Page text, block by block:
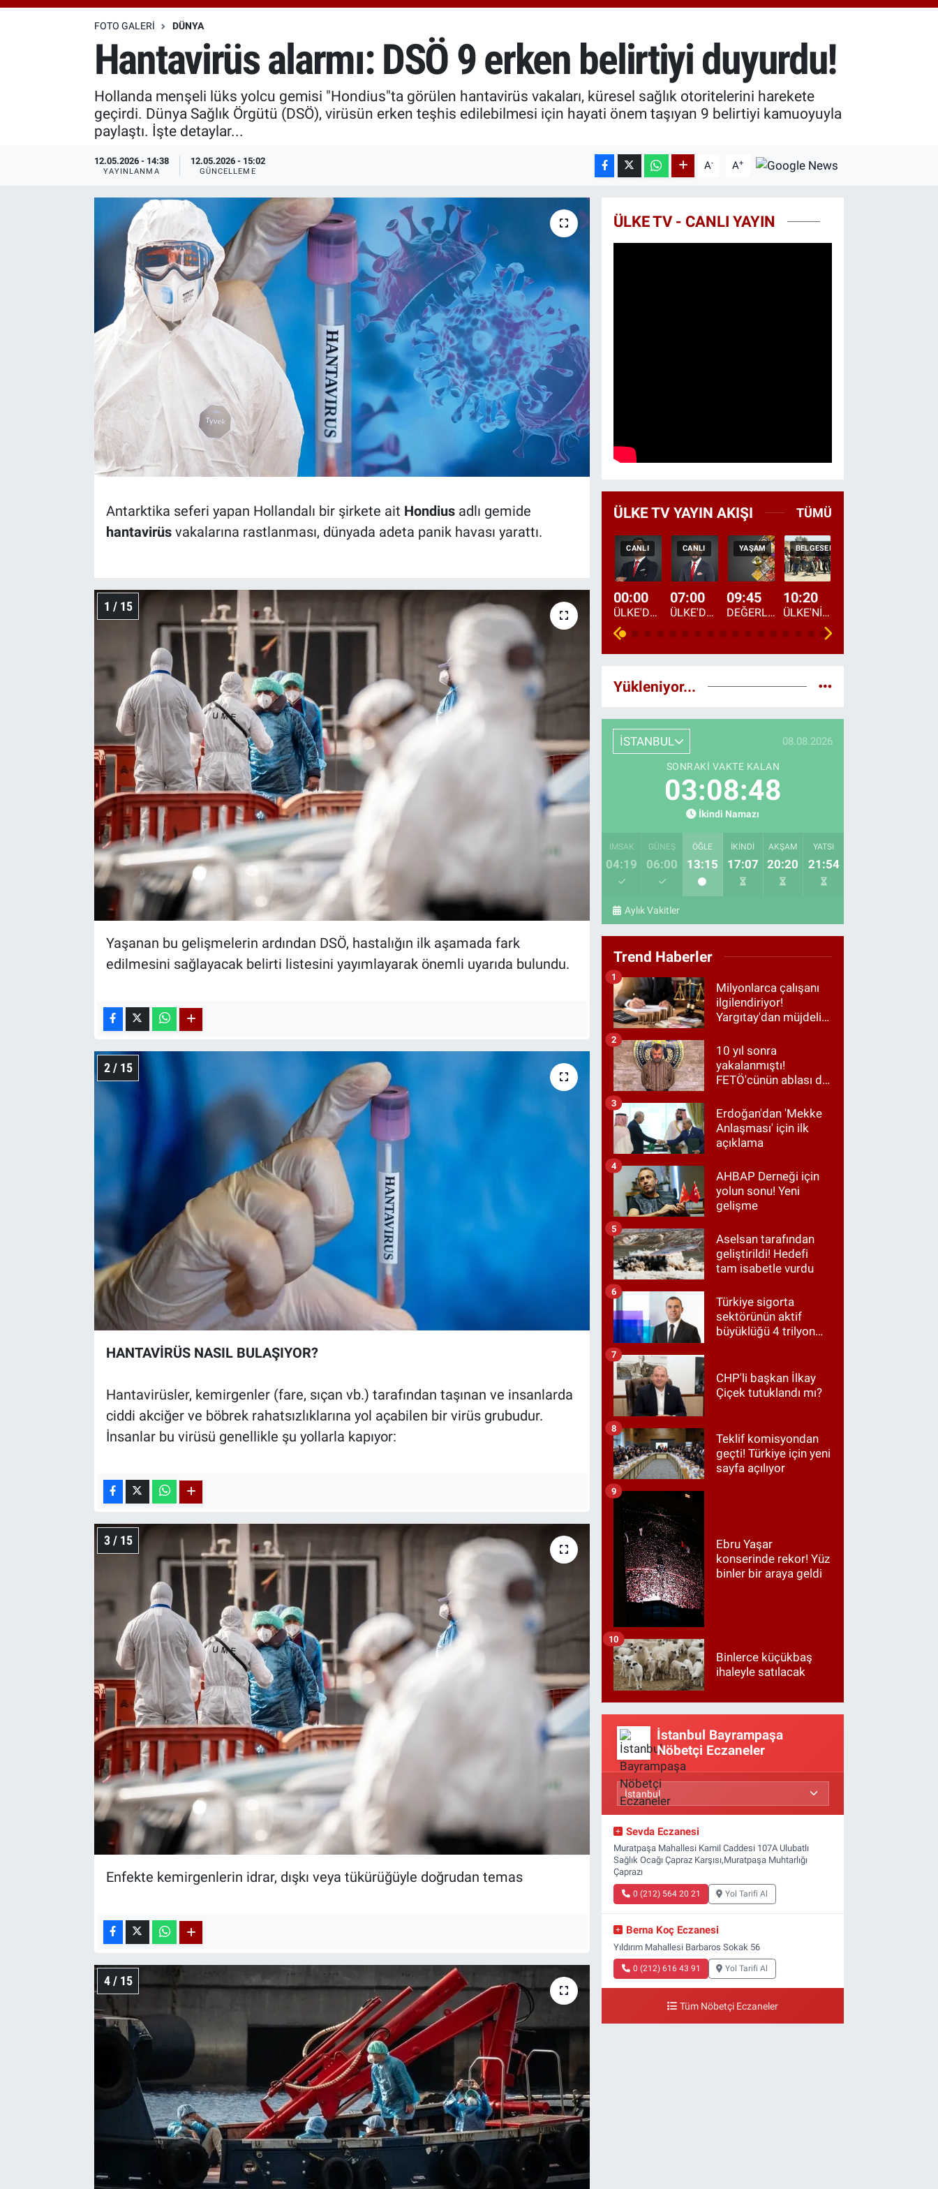
BITCOIN
64.959,79
%1.11
FOTO GALERI DÜNYA
Hantavirüs alarmı: DSÖ 9 erken belirtiyi duyurdu!
Hollanda menşeli lüks yolcu gemisi "Hondius"ta görülen hantavirüs vakaları, küresel sağlık otoritelerini harekete
geçirdi. Dünya Sağlık Örgütü (DSÖ), virüsün erken teşhis edilebilmesi için hayati önem taşıyan 9 belirtiyi kamuoyuyla
paylaştı. İşte detaylar...
12.05.2026 - 14:38
YAYINLANMA
12.05.2026 - 15:02
GÜNCELLEME A- A+
Antarktika seferi yapan Hollandalı bir şirkete ait Hondius adlı gemide
hantavirüs vakalarına rastlanması, dünyada adeta panik havası yarattı.
1 / 15
Yaşanan bu gelişmelerin ardından DSÖ, hastalığın ilk aşamada fark
edilmesini sağlayacak belirti listesini yayımlayarak önemli uyarıda bulundu.
2 / 15
HANTAVİRÜS NASIL BULAŞIYOR?
Hantavirüsler, kemirgenler (fare, sıçan vb.) tarafından taşınan ve insanlarda
ciddi akciğer ve böbrek rahatsızlıklarına yol açabilen bir virüs grubudur.
İnsanlar bu virüsü genellikle şu yollarla kapıyor:
3 / 15
Enfekte kemirgenlerin idrar, dışkı veya tükürüğüyle doğrudan temas
4 / 15
ÜLKE TV - CANLI YAYIN
ÜLKE TV YAYIN AKIŞI TÜMÜ
CANLI
00:00
ÜLKE'DE BU GECE
CANLI
07:00
ÜLKE'DE HAFTA SONU
YAŞAM
09:45
DEĞERLERİN DAVETİ
BELGESEL
10:20
ÜLKE'NİN ÇOCUKLARI
Yükleniyor...
İSTANBUL 08.08.2026
SONRAKI VAKTE KALAN
03:08:46
İkindi Namazı
İMSAK
04:19
GÜNEŞ
06:00
ÖĞLE
13:15
İKINDI
17:07
AKŞAM
20:20
YATSI
21:54
Aylık Vakitler
Trend Haberler
Milyonlarca çalışanı
ilgilendiriyor!
Yargıtay'dan müjdeli
1
10 yıl sonra
yakalanmıştı!
FETÖ'cünün ablası da
2
Erdoğan'dan 'Mekke
Anlaşması' için ilk
açıklama
3
AHBAP Derneği için
yolun sonu! Yeni
gelişme
4
Aselsan tarafından
geliştirildi! Hedefi
tam isabetle vurdu
5
Türkiye sigorta
sektörünün aktif
büyüklüğü 4 trilyon
6
CHP'li başkan İlkay
Çiçek tutuklandı mı?
7
Teklif komisyondan
geçti! Türkiye için yeni
sayfa açılıyor
8
Ebru Yaşar
konserinde rekor! Yüz
binler bir araya geldi
9
Binlerce küçükbaş
ihaleyle satılacak
10
İstanbul Bayrampaşa
Nöbetçi Eczaneler
Sevda Eczanesi
Muratpaşa Mahallesi Kamil Caddesi 107A Ulubatlı
Sağlık Ocağı Çapraz Karşısı,Muratpaşa Muhtarlığı
Çaprazı
0 (212) 564 20 21 Yol Tarifi Al
Berna Koç Eczanesi
Yıldırım Mahallesi Barbaros Sokak 56
0 (212) 616 43 91 Yol Tarifi Al
Tüm Nöbetçi Eczaneler
Özel Haberler
Özel Haberler
Erişim Bilgileri
Haber Arşivi